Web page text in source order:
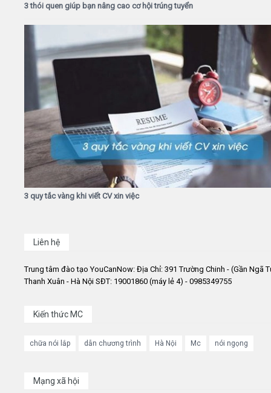
3 thói quen giúp bạn nâng cao cơ hội trúng tuyển
3 quy tắc vàng khi viết CV xin việc
Liên hệ
Trung tâm đào tạo YouCanNow: Địa Chỉ: 391 Trường Chinh - (Gần Ngã
Thanh Xuân - Hà Nội SĐT: 19001860 (máy lẻ 4) - 0985349755
Kiến thức MC
chữa nói lắp dẫn chương trình Hà Nội Mc nói ngọng
Mạng xã hội